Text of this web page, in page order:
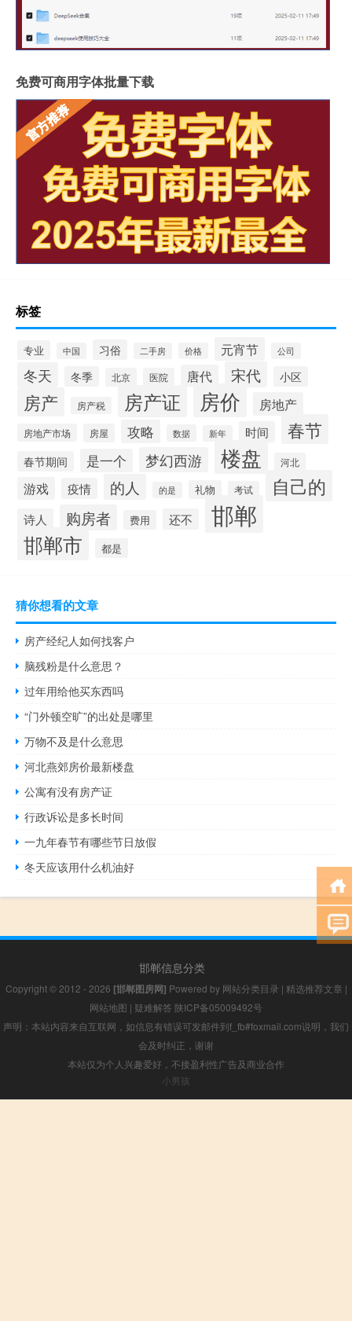
免费可商用字体批量下载
标签
专业 中国 习俗 二手房 价格 元宵节 公司
冬天 冬季 北京 医院 唐代 宋代 小区
房产 房产税 房产证 房价 房地产
房地产市场 房屋 攻略 数据 新年 时间 春节
春节期间 是一个 梦幻西游 楼盘 河北
游戏 疫情 的人 的是 礼物 考试 自己的
诗人 购房者 费用 还不 邯郸
邯郸市 都是
猜你想看的文章
房产经纪人如何找客户
脑残粉是什么意思？
过年用给他买东西吗
“门外顿空旷”的出处是哪里
万物不及是什么意思
河北燕郊房价最新楼盘
公寓有没有房产证
行政诉讼是多长时间
一九年春节有哪些节日放假
冬天应该用什么机油好
邯郸信息分类
Copyright © 2012 - 2026 [邯郸图房网] Powered by 网站分类目录 | 精选推荐文章 |
网站地图 | 疑难解答 陕ICP备05009492号
声明：本站内容来自互联网，如信息有错误可发邮件到f_fb#foxmail.com说明，我们
会及时纠正，谢谢
本站仅为个人兴趣爱好，不接盈利性广告及商业合作
小男孩